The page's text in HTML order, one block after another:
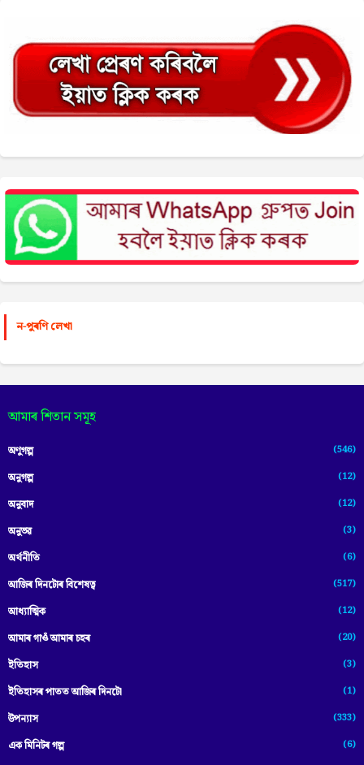
ন-পুৰণি লেখা
আমাৰ শিতান সমূহ
অণুগল্প (546)
অনুগল্প (12)
অনুবাদ (12)
অনুভৱ (3)
অৰ্থনীতি (6)
আজিৰ দিনটোৰ বিশেষত্ব (517)
আধ্যাত্মিক (12)
আমাৰ গাওঁ আমাৰ চহৰ (20)
ইতিহাস (3)
ইতিহাসৰ পাতত আজিৰ দিনটো (1)
উপন্যাস (333)
এক মিনিটৰ গল্প
(6)